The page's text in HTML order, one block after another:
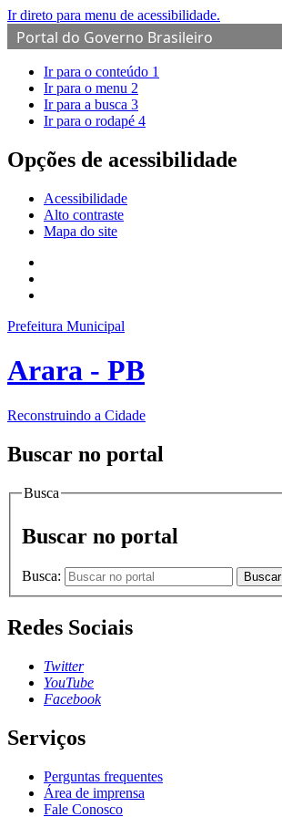
Ir direto para menu de acessibilidade.
Portal do Governo Brasileiro
Ir para o conteúdo 1
Ir para o menu 2
Ir para a busca 3
Ir para o rodapé 4
Opções de acessibilidade
Acessibilidade
Alto contraste
Mapa do site
Prefeitura Municipal
Arara - PB
Reconstruindo a Cidade
Buscar no portal
Busca
Buscar no portal
Busca: Buscar
Redes Sociais
Twitter
YouTube
Facebook
Serviços
Perguntas frequentes
Área de imprensa
Fale Conosco